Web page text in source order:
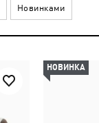
Новинками
НОВИНКА